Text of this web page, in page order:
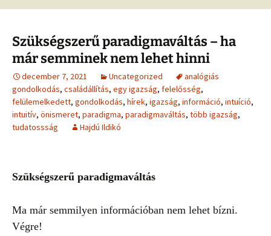
Szükségszerű paradigmaváltás – ha
már semminek nem lehet hinni
december 7, 2021 Uncategorized
analógiás
gondolkodás, családállítás, egy igazság, felelősség,
felülemelkedett, gondolkodás, hírek, igazság, információ, intuíció,
intuitív, önismeret, paradigma, paradigmaváltás, több igazság,
tudatossság
Hajdú Ildikó
Szükségszerű paradigmaváltás
Ma már semmilyen információban nem lehet bízni.
Végre!